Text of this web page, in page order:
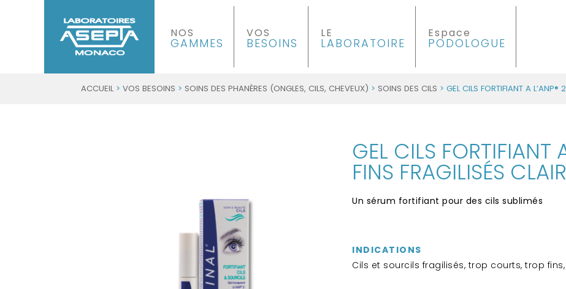
NOS
GAMMES
VOS
BESOINS
LE
LABORATOIRE
Espace
PODOLOGUE
ACCUEIL> VOS BESOINS > SOINS DES PHANÈRES (ONGLES, CILS, CHEVEUX) > SOINS DES CILS > GEL CILS FORTIFIANT A L’ANP®
GEL CILS FORTIFIANT
FINS FRAGILISÉS
Un sérum fortifiant pour des cils sublimés
INDICATIONS
Cils et sourcils fragilisés, trop courts, trop